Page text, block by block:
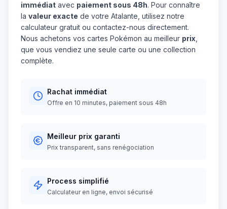
immédiat avec paiement sous 48h. Pour connaître
la valeur exacte de votre Atalante, utilisez notre
calculateur gratuit ou contactez-nous directement.
Nous achetons vos cartes Pokémon au meilleur prix
que vous vendiez une seule carte ou une collection
complète.
Rachat immédiat
Offre en 10 minutes, paiement sous 48h
Meilleur prix garanti
Prix transparent, sans renégociation
Process simplifié
Calculateur en ligne, envoi sécurisé